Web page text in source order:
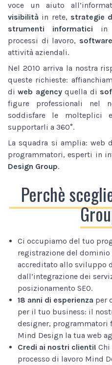
voce un aiuto
visibilità in rete, strategie
strumenti informatici in
processi di lavoro, software
attività aziendali.
Nel 2010 arriva la nostra
queste richieste:
diweb agencyquella di
figure professionali nel
soddisfare le molteplici
supportarli a 360°.
La squadra si amplia: web
programmatori, esperti in
Design Group.
Perchè
Ci occupiamo del tuo
registrazione del
accreditato allo sviluppo
dall’integrazione dei
posizionamento SEO.
18 anni di esperienza per
per il tuo business: il
designer, programmatori
Mind Design la tua web
Credi ai nostri clienti! Chi
processo di lavoro Mind